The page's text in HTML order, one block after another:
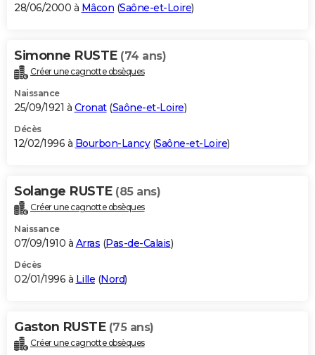
28/06/2000 à Mâcon (Saône-et-Loire)
Simonne RUSTE (74 ans)
Créer une cagnotte obsèques
Naissance
25/09/1921 à Cronat(Saône-et-Loire)
Décès
12/02/1996 à Bourbon-Lancy(Saône-et-Loire)
Solange RUSTE (85 ans)
Créer une cagnotte obsèques
Naissance
07/09/1910 à Arras (Pas-de-Calais)
Décès
02/01/1996 à Lille (Nord)
Gaston RUSTE (75 ans)
Créer une cagnotte obsèques